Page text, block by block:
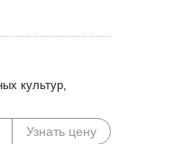
культур,
Узнать цену